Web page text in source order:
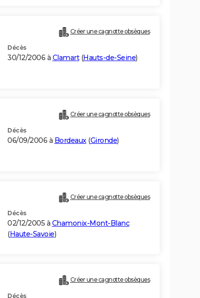
Créer une cagnotte obsèques
Décès
30/12/2006 à Clamart(Hauts-de-Seine)
Créer une cagnotte obsèques
Décès
06/09/2006 à Bordeaux(Gironde)
Créer une cagnotte obsèques
Décès
02/12/2005 à Chamonix-Mont-Blanc
(Haute-Savoie)
Créer une cagnotte obsèques
Décès